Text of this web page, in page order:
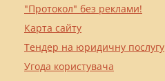
"Протокол" без реклами!
Карта сайту
Тендер на юридичну послугу
Угода користувача